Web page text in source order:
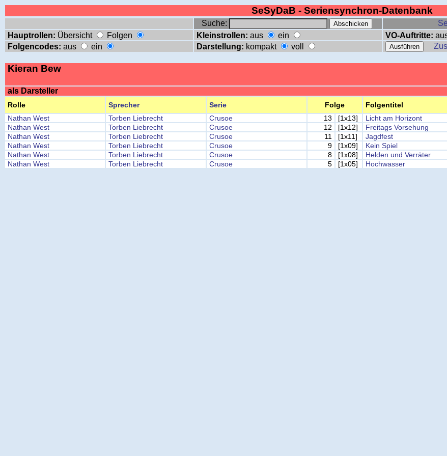
SeSyDaB - Seriensynchron-Datenbank
Suche:
Hauptrollen: Übersicht Folgen Kleinstrollen: aus ein VO-Auftritte:
Folgencodes: aus ein Darstellung: kompakt voll
Kieran Bew
als Darsteller
Rolle Sprecher Serie Folge Folgentitel
Nathan West
Torben Liebrecht Crusoe 13 [1x13] Licht am Horizont
Nathan West
Torben Liebrecht Crusoe 12 [1x12] Freitags Vorsehung
Nathan West
Torben Liebrecht Crusoe 11 [1x11] Jagdfest
Nathan West
Torben Liebrecht Crusoe 9 [1x09] Kein Spiel
Nathan West
Torben Liebrecht Crusoe 8 [1x08] Helden und Verräter
Nathan West
Torben Liebrecht Crusoe 5 [1x05] Hochwasser